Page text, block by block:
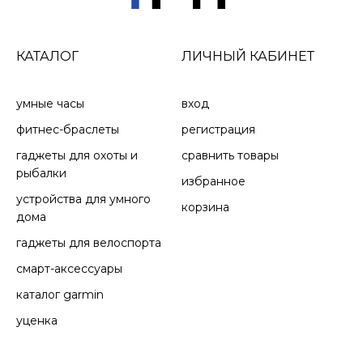
КАТАЛОГ
умные часы
фитнес-браслеты
гаджеты для охоты и
рыбалки
устройства для умного
дома
гаджеты для велоспорта
смарт-аксессуары
каталог garmin
уценка
ЛИЧНЫЙ КАБИНЕТ
вход
регистрация
сравнить товары
избранное
корзина